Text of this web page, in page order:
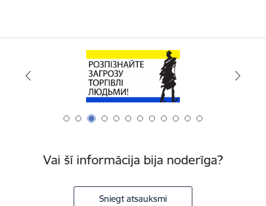
Vai šī informācija bija noderīga?
Sniegt atsauksmi